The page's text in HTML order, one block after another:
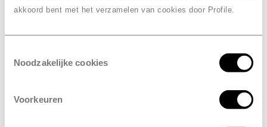
akkoord bent met het verzamelen van cookies door Profile.
Noodzakelijke cookies
Voorkeuren